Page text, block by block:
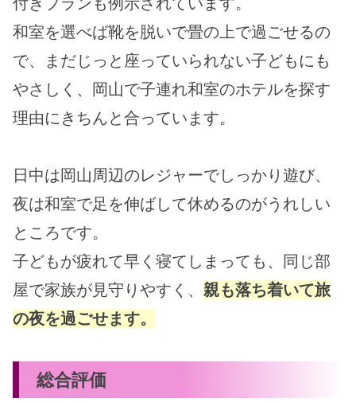
和室を選べば靴を脱いで畳の上で過ごせるの
で、まだじっと座っていられない子どもにも
やさしく、岡山で子連れ和室のホテルを探す
理由にきちんと合っています。
日中は岡山周辺のレジャーでしっかり遊び、
夜は和室で足を伸ばして休めるのがうれしい
ところです。
子どもが疲れて早く寝てしまっても、同じ部
屋で家族が見守りやすく、 親も落ち着いて旅
の夜を過ごせます。
総合評価